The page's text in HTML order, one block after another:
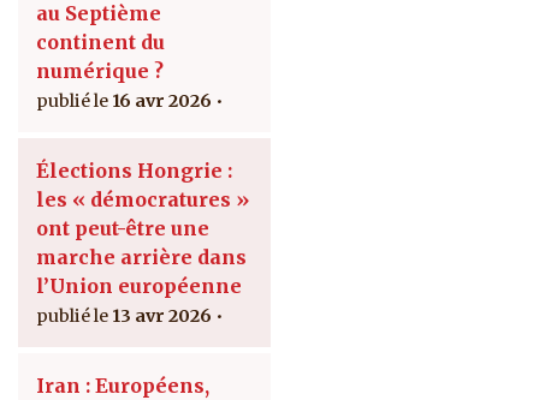
au Septième
continent du
numérique ?
16 avr 2026
Élections Hongrie :
les « démocratures »
ont peut-être une
marche arrière dans
l’Union européenne
13 avr 2026
Iran : Européens,